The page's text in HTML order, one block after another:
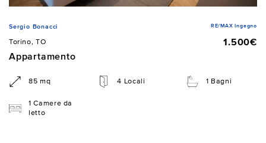
Sergio Bonacci RE/MAX Ingegno
Torino, TO
1.500€
Appartamento
85 mq 4 Locali 1 Bagni
1 Camere da
letto